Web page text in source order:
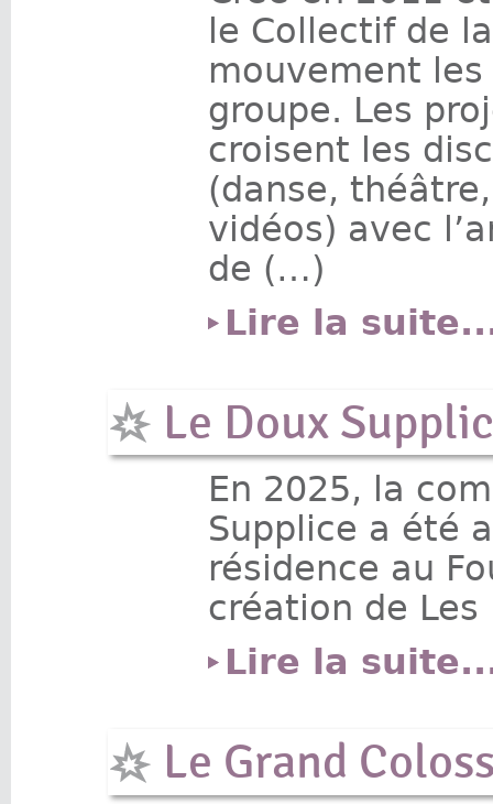
le Collectif de
mouvement
groupe. Les
croisent les
(danse,
vidéos) avec
de (…)
Lire la
Le Doux
En 2025, la
Supplice a été
résidence au
création de Les
Lire la
Le Grand